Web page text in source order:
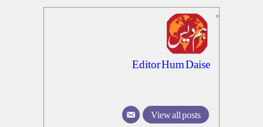
Editor Hum Daise
View all posts